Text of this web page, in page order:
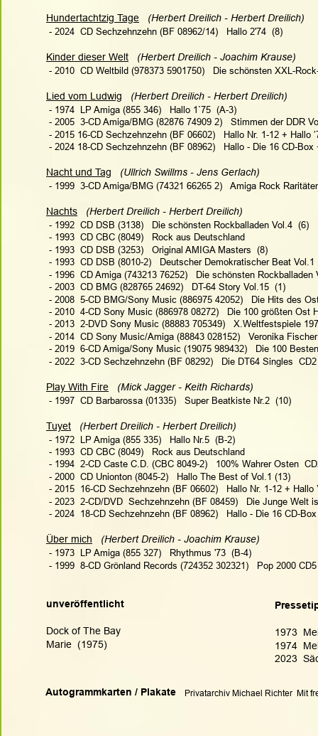
Hundertachtzig Tage
(Herbert Dreilich - Herbert Dreilich)
- 2024  CD Sechzehnzehn (BF 08962/14)   Hallo 2'74  (8)
Kinder dieser Welt
(Herbert Dreilich - Joachim Krause)
- 2010  CD Weltbild (978373 5901750)   Die schönsten XXL-
Lied vom Ludwig
(Herbert Dreilich - Herbert Dreilich)
- 1974  LP Amiga (855 346)   Hallo 1`75  (A-3)
- 2005  3-CD Amiga/BMG (82876 74909 2)   Stimmen der DDR
- 2015 16-CD Sechzehnzehn (BF 06602)   Hallo Nr. 1-12 + Hallo
- 2024 18-CD Sechzehnzehn (BF 08962)   Hallo - Die 16 CD-
Nacht und Tag
(Ullrich Swillms - Jens Gerlach)
- 1999  3-CD Amiga/BMG (74321 66265 2)   Amiga Rock
Nachts
(Herbert Dreilich - Herbert Dreilich)
- 1992  CD DSB (3138)   Die schönsten Rockballaden Vol.4  (6)
- 1993  CD CBC (8049)   Rock aus Deutschland
- 1993  CD DSB (3253)   Original AMIGA Masters  (8)
- 1993  CD DSB (8010-2)   Deutscher Demokratischer Beat Vol.1
- 1996  CD Amiga (743213 76252)   Die schönsten Rockballaden
- 2003  CD BMG (828765 24692)   DT-64 Story Vol.15  (1)
- 2008  5-CD BMG/Sony Music (886975 42052)   Die Hits des
- 2010  4-CD Sony Music (886978 08272)   Die 100 größten Ost
- 2013  2-DVD Sony Music (88883 705349)   X.Weltfestspiele
- 2014  CD Sony Music/Amiga (88843 028152)   Veronika
- 2019  6-CD Amiga/Sony Music (19075 989432)   Die 100
- 2022  3-CD Sechzehnzehn (BF 08292)   Die DT64 Singles
Play With Fire
(Mick Jagger - Keith Richards)
- 1997  CD Barbarossa (01335)   Super Beatkiste Nr.2  (10)
Tuyet
(Herbert Dreilich - Herbert Dreilich)
- 1972  LP Amiga (855 335)   Hallo Nr.5  (B-2)
- 1993  CD CBC (8049)   Rock aus Deutschland
- 1994  2-CD Caste C.D. (CBC 8049-2)   100% Wahrer Osten
- 2000  CD Unionton (8045-2)   Hallo The Best of Vol.1 (13)
- 2015  16-CD Sechzehnzehn (BF 06602)   Hallo Nr. 1-12 + Hallo
- 2023  2-CD/DVD  Sechzehnzehn (BF 08459)   Die Junge Welt
- 2024  18-CD Sechzehnzehn (BF 08962)   Hallo - Die 16 CD-
Über mich
(Herbert Dreilich - Joachim Krause)
- 1973  LP Amiga (855 327)   Rhythmus '73  (B-4)
- 1999  8-CD Grönland Records (724352 302321)   Pop 2000
unveröffentlicht
Dock of The Bay
Marie  (1975)
1973
1974
2023
Autogrammkarten / Plakate Privatarchiv Michael Richter  Mit